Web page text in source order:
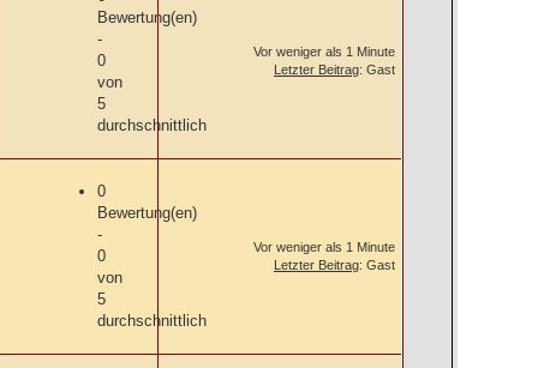
Bewertung(en)
-
0
von
5
durchschnittlich
Vor weniger als 1 Minute
Letzter Beitrag: Gast
0
Bewertung(en)
-
0
von
5
durchschnittlich
Vor weniger als 1 Minute
Letzter Beitrag: Gast